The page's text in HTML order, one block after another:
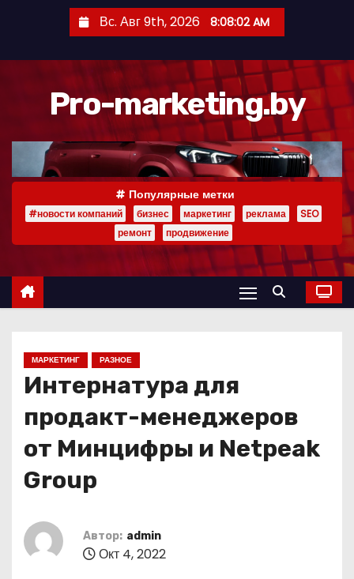
р
Вс. Авг 9th, 2026 8:08:03 AM
Pro-marketing.by
Популярные метки
#новости компаний бизнес маркетинг реклама
SEO
ремонт
продвижение
МАРКЕТИНГ РАЗНОЕ
Интернатура для
продакт-менеджеров
от Минцифры и Netpeak
Group
Автор: admin
Окт 4, 2022